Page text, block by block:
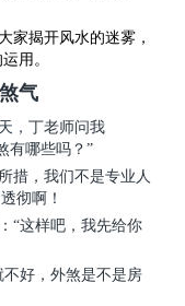
家揭开风水的迷雾，
用。
气
， 丁老师问我
有哪些吗？”
措，我们不是专业人
彻啊！
“这样吧，我先给你
好，外煞是不是房